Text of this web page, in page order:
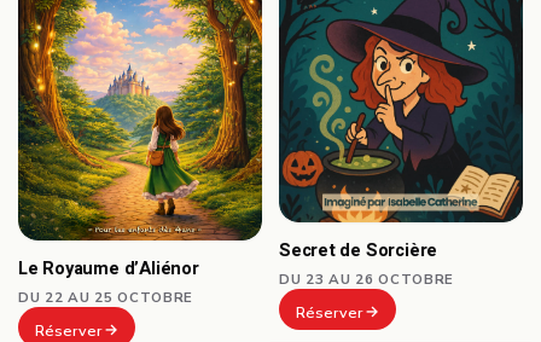
Le Royaume d’Aliénor
DU 22 AU 25 OCTOBRE
Réserver
Secret de Sorcière
DU 23 AU 26 OCTOBRE
Réserver